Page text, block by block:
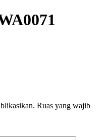
Ruas yang wajib